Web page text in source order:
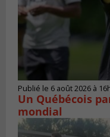
Publié le 6 août 2026 à
Un Québécois
mondial